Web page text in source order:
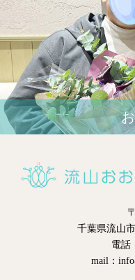
千葉県流山
電話
mail：